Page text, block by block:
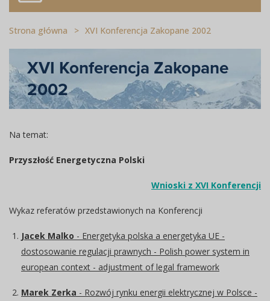
Strona główna XVI Konferencja Zakopane 2002
XVI Konferencja Zakopane
2002
Na temat:
Przyszłość Energetyczna Polski
Wnioski z XVI Konferencji
Wykaz referatów przedstawionych na Konferencji
Jacek Malko - Energetyka polska a energetyka UE -
dostosowanie regulacji prawnych - Polish power system in
european context - adjustment of legal framework
Marek Zerka - Rozwój rynku energii elektrycznej w Polsce -